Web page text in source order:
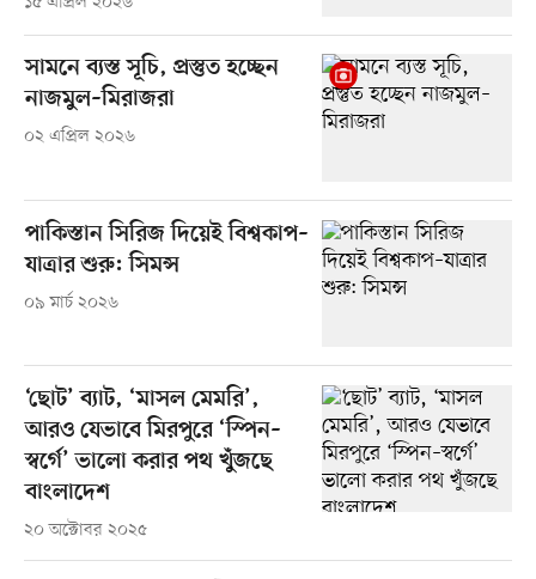
সামনে ব্যস্ত সূচি, প্রস্তুত হচ্ছেন
নাজমুল–মিরাজরা
০২ এপ্রিল ২০২৬
পাকিস্তান সিরিজ দিয়েই বিশ্বকাপ–
যাত্রার শুরু: সিমন্স
০৯ মার্চ ২০২৬
‘ছোট’ ব্যাট, ‘মাসল মেমরি’,
আরও যেভাবে মিরপুরে ‘স্পিন–
স্বর্গে’ ভালো করার পথ খুঁজছে
বাংলাদেশ
২০ অক্টোবর ২০২৫